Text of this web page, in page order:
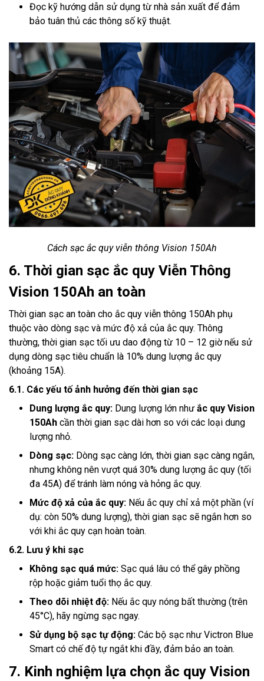
Đọc kỹ hướng dẫn sử dụng từ nhà sản xuất để đảm
bảo tuân thủ các thông số kỹ thuật.
Cách sạc ắc quy viễn thông Vision 150Ah
6. Thời gian sạc ắc quy Viễn Thông
Vision 150Ah an toàn
Thời gian sạc an toàn cho ắc quy viễn thông 150Ah phụ
thuộc vào dòng sạc và mức độ xả của ắc quy. Thông
thường, thời gian sạc tối ưu dao động từ 10 – 12 giờ nếu sử
dụng dòng sạc tiêu chuẩn là 10% dung lượng ắc quy
(khoảng 15A).
6.1. Các yếu tố ảnh hưởng đến thời gian sạc
Dung lượng ắc quy: Dung lượng lớn như ắc quy Vision
150Ah cần thời gian sạc dài hơn so với các loại dung
lượng nhỏ.
Dòng sạc: Dòng sạc càng lớn, thời gian sạc càng ngắn,
nhưng không nên vượt quá 30% dung lượng ắc quy (tối
đa 45A) để tránh làm nóng và hỏng ắc quy.
Mức độ xả của ắc quy: Nếu ắc quy chỉ xả một phần (ví
dụ: còn 50% dung lượng), thời gian sạc sẽ ngắn hơn so
với khi ắc quy cạn hoàn toàn.
6.2. Lưu ý khi sạc
Không sạc quá mức: Sạc quá lâu có thể gây phồng
rộp hoặc giảm tuổi thọ ắc quy.
Theo dõi nhiệt độ: Nếu ắc quy nóng bất thường (trên
45°C), hãy ngừng sạc ngay.
Sử dụng bộ sạc tự động: Các bộ sạc như Victron Blue
Smart có chế độ tự ngắt khi đầy, đảm bảo an toàn.
7. Kinh nghiệm lựa chọn ắc quy Vision